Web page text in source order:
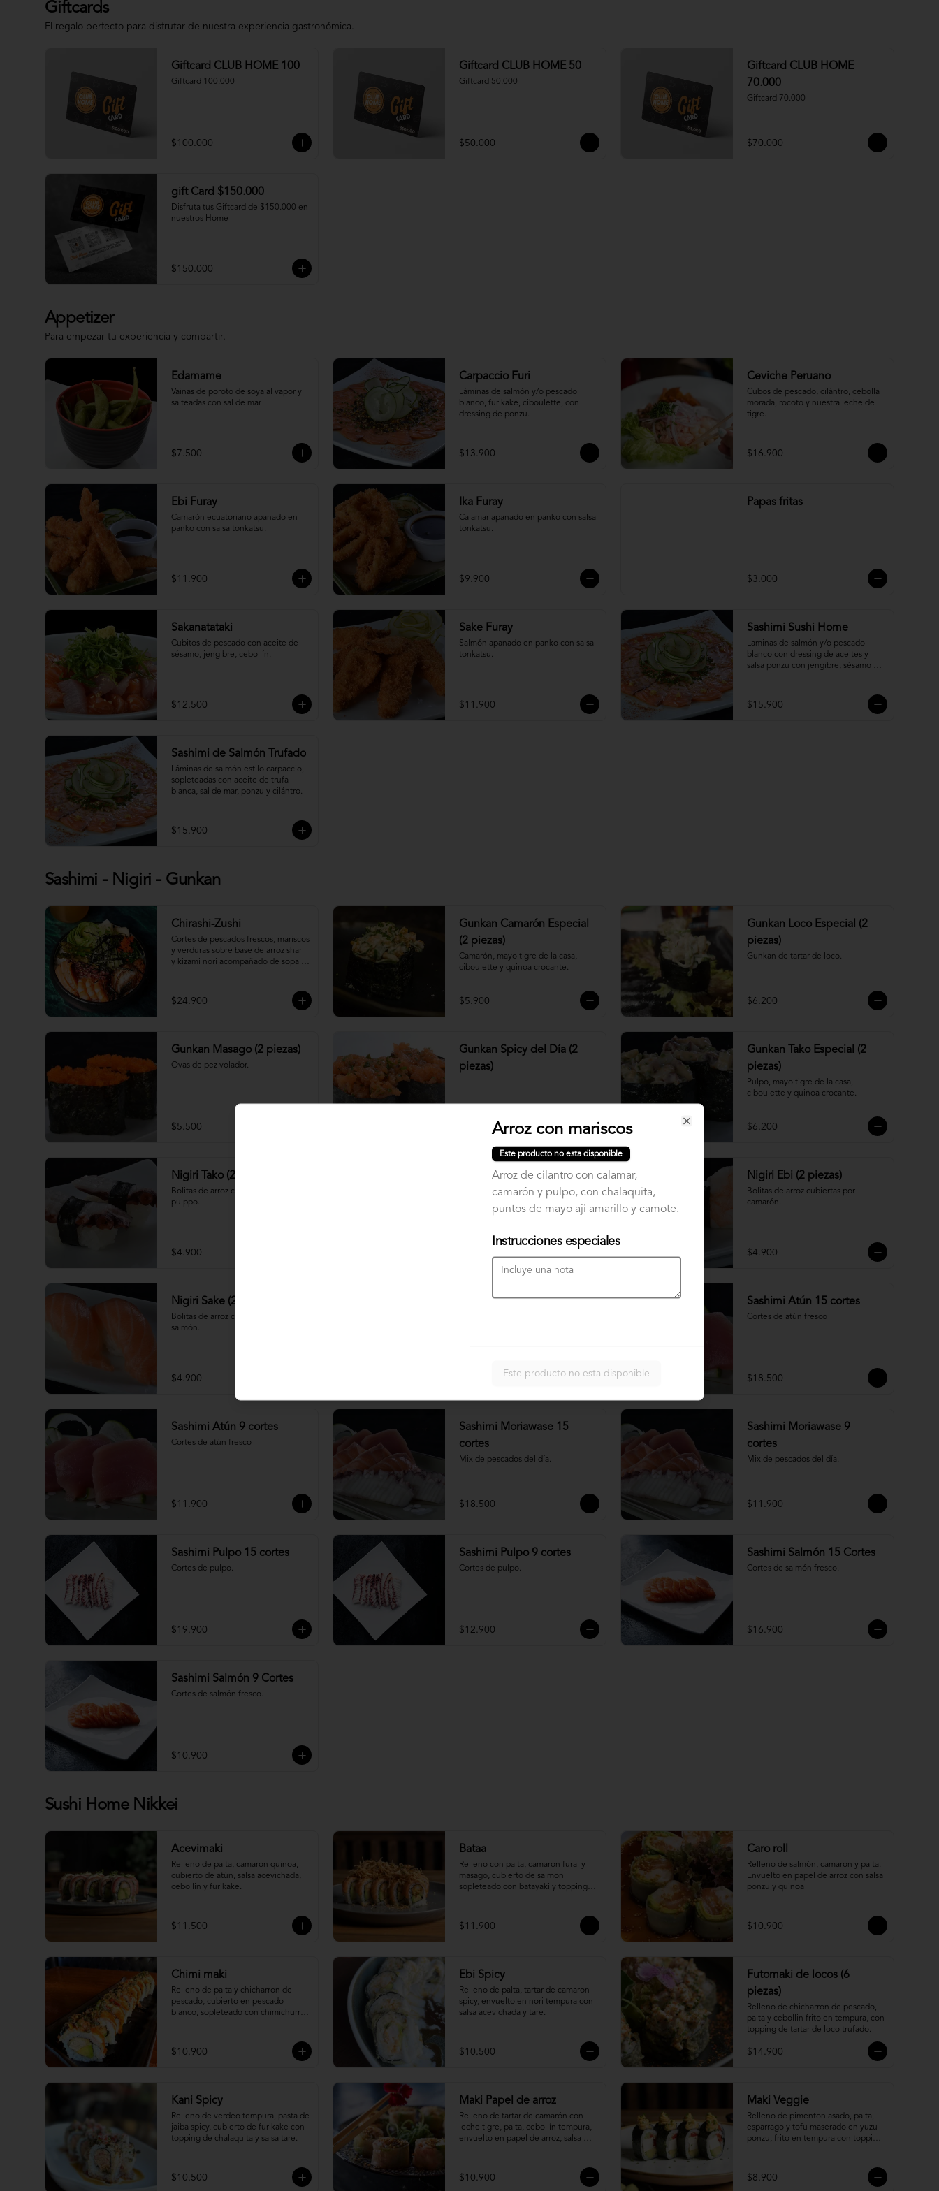
Giftcards
El regalo perfecto para disfrutar de nuestra experiencia gastronómica.
Giftcard CLUB HOME 100
Giftcard 100.000
$100.000
Giftcard CLUB HOME 50
Giftcard 50.000
$50.000
Giftcard CLUB HOME
70.000
Giftcard 70.000
$70.000
gift Card $150.000
Disfruta tus Giftcard de $150.000 en
nuestros Home
$150.000
Appetizer
Para empezar tu experiencia y compartir.
Edamame
Vainas de poroto de soya al vapor y
salteadas con sal de mar
$7.500
Carpaccio Furi
Láminas de salmón y/o pescado
blanco, furikake, ciboulette, con
dressing de ponzu.
$13.900
Ceviche Peruano
Cubos de pescado, cilántro, cebolla
morada, rocoto y nuestra leche de
tigre.
$16.900
Ebi Furay
Camarón ecuatoriano apanado en
panko con salsa tonkatsu.
$11.900
Ika Furay
Calamar apanado en panko con salsa
tonkatsu.
$9.900
Papas fritas
$3.000
Sakanatataki
Cubitos de pescado con aceite de
sésamo, jengibre, cebollín.
$12.500
Sake Furay
Salmón apanado en panko con salsa
tonkatsu.
$11.900
Sashimi Sushi Home
Laminas de salmón y/o pescado
blanco con dressing de aceites y
salsa ponzu con jengibre, sésamo y
$15.900
Sashimi de Salmón Trufado
Láminas de salmón estilo carpaccio,
sopleteadas con aceite de trufa
blanca, sal de mar, ponzu y cilántro.
$15.900
Sashimi - Nigiri - Gunkan
Chirashi-Zushi
Cortes de pescados frescos, mariscos
y verduras sobre base de arroz shari
y kizami nori acompañado de sopa
$24.900
Gunkan Camarón Especial
(2 piezas)
Camarón, mayo tigre de la casa,
ciboulette y quinoa crocante.
$5.900
Gunkan Loco Especial (2
piezas)
Gunkan de tartar de loco.
$6.200
Gunkan Masago (2 piezas)
Ovas de pez volador.
$5.500
Gunkan Spicy del Día (2
piezas)
Gunkan Tako Especial (2
piezas)
Pulpo, mayo tigre de la casa,
ciboulette y quinoa crocante.
$6.200
Nigiri Tako (2 piezas)
Bolitas de arroz cubiertas por
pulppo.
$4.900
Nigiri Atún (2 piezas)
Bolitas de arroz cubiertas por atún.
Nigiri Ebi (2 piezas)
Bolitas de arroz cubiertas por
camarón.
$4.900
Nigiri Sake (2 piezas)
Bolitas de arroz cubiertas por
salmón.
$4.900
Nigiri acevichado Sashimi Atún 15 cortes
Cortes de atún fresco
$18.500
Sashimi Atún 9 cortes
Cortes de atún fresco
$11.900
Sashimi Moriawase 15
cortes
Mix de pescados del día.
$18.500
Sashimi Moriawase 9
cortes
Mix de pescados del día.
$11.900
Sashimi Pulpo 15 cortes
Cortes de pulpo.
$19.900
Sashimi Pulpo 9 cortes
Cortes de pulpo.
$12.900
Sashimi Salmón 15 Cortes
Cortes de salmón fresco.
$16.900
Sashimi Salmón 9 Cortes
Cortes de salmón fresco.
$10.900
Sushi Home Nikkei
Acevimaki
Relleno de palta, camaron quinoa,
cubierto de atún, salsa acevichada,
cebollin y furikake.
$11.500
Bataa
Relleno con palta, camaron furai y
masago, cubierto de salmon
sopleteado con batayaki y topping
$11.900
Caro roll
Relleno de salmón, camaron y palta.
Envuelto en papel de arroz con salsa
ponzu y quinoa
$10.900
Chimi maki
Relleno de palta y chicharron de
pescado, cubierto en pescado
blanco, sopleteado con chimichurri
$10.900
Ebi Spicy
Relleno de palta, tartar de camaron
spicy, envuelto en nori tempura con
salsa acevichada y tare.
$10.500
Futomaki de locos (6
piezas)
Relleno de chicharron de pescado,
palta y cebollin frito en tempura, con
topping de tartar de loco trufado.
$14.900
Kani Spicy
Relleno de verdeo tempura, pasta de
jaiba spicy, cubierto de furikake con
topping de chalaquita y salsa tare.
$10.500
Maki Papel de arroz
Relleno de tartar de camarón con
leche tigre, palta, cebollín tempura,
envuelto en papel de arroz, salsa
$10.900
Maki Veggie
Relleno de pimenton asado, palta,
esparrago y tofu maserado en yuzu
ponzu, frito en tempura con topping
$8.900
Arroz con mariscos
Este producto no esta disponible
Arroz de cilantro con calamar,
camarón y pulpo, con chalaquita,
puntos de mayo ají amarillo y camote.
Instrucciones especiales
Este producto no esta disponible